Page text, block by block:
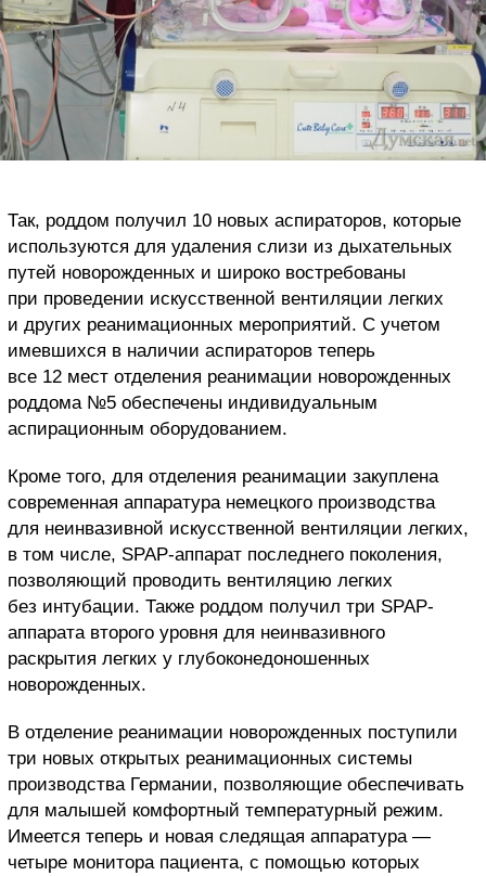
Так, роддом получил 10 новых аспираторов, которые
используются для удаления слизи из дыхательных
путей новорожденных и широко востребованы
при проведении искусственной вентиляции легких
и других реанимационных мероприятий. С учетом
имевшихся в наличии аспираторов теперь
все 12 мест отделения реанимации новорожденных
роддома №5 обеспечены индивидуальным
аспирационным оборудованием.
Кроме того, для отделения реанимации закуплена
современная аппаратура немецкого производства
для неинвазивной искусственной вентиляции легких,
в том числе, SPAP-аппарат последнего поколения,
позволяющий проводить вентиляцию легких
без интубации. Также роддом получил три SPAP-
аппарата второго уровня для неинвазивного
раскрытия легких у глубоконедоношенных
новорожденных.
В отделение реанимации новорожденных поступили
три новых открытых реанимационных системы
производства Германии, позволяющие обеспечивать
для малышей комфортный температурный режим.
Имеется теперь и новая следящая аппаратура —
четыре монитора пациента, с помощью которых